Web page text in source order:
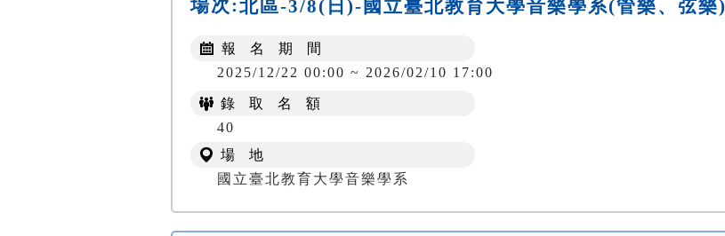
場次:北區-3/8(日)-國立臺北教育大學音樂學系(管樂、弦樂)
報 名 期 間
2025/12/22 00:00 ~ 2026/02/10 17:00
錄 取 名 額
40
場 地
國立臺北教育大學音樂學系